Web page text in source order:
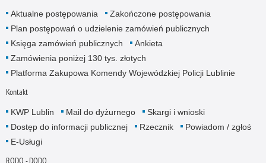
Aktualne postępowania
Zakończone postępowania
Plan postępowań o udzielenie zamówień publicznych
Księga zamówień publicznych
Ankieta
Zamówienia poniżej 130 tys. złotych
Platforma Zakupowa Komendy Wojewódzkiej Policji Lublinie
Kontakt
KWP Lublin Mail do dyżurnego
Skargi i wnioski
Dostęp do informacji publicznej
Rzecznik
Powiadom / zgłoś
E-Usługi